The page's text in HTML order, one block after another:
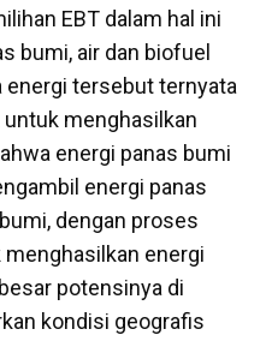
EBT dalam hal ini
bumi, air dan biofuel
energi tersebut ternyata
untuk menghasilkan
energi panas bumi
energi panas
dengan proses
energi
potensinya di
kondisi geografis